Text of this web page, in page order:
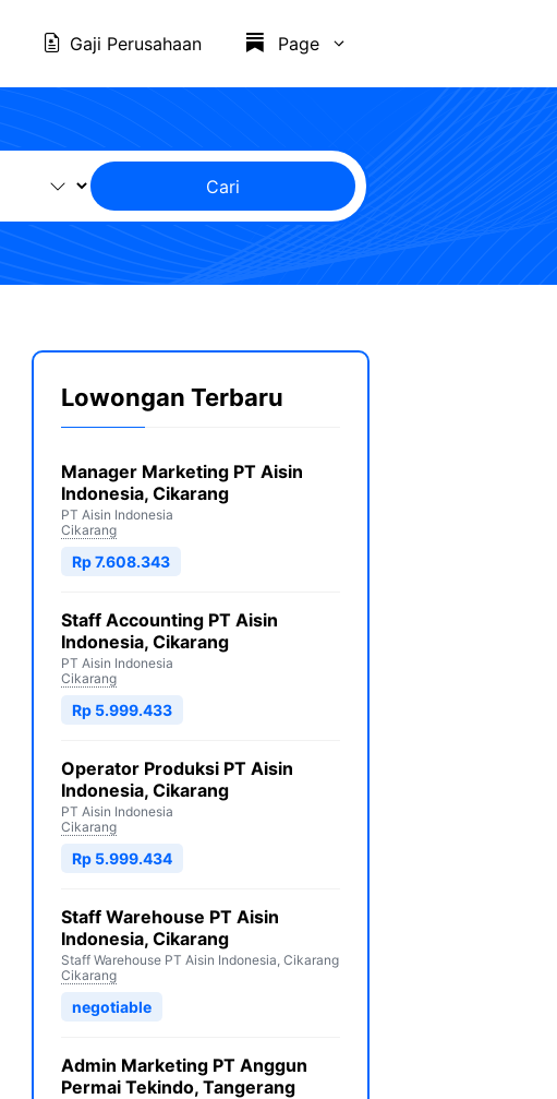
Gaji Perusahaan Page
Cari
Lowongan Terbaru
Manager Marketing PT Aisin
Indonesia, Cikarang
PT Aisin Indonesia
Cikarang
Rp 7.608.343
Staff Accounting PT Aisin
Indonesia, Cikarang
PT Aisin Indonesia
Cikarang
Rp 5.999.433
Operator Produksi PT Aisin
Indonesia, Cikarang
PT Aisin Indonesia
Cikarang
Rp 5.999.434
Staff Warehouse PT Aisin
Indonesia, Cikarang
Staff Warehouse PT Aisin Indonesia, Cikarang
Cikarang
negotiable
Admin Marketing PT Anggun
Permai Tekindo, Tangerang